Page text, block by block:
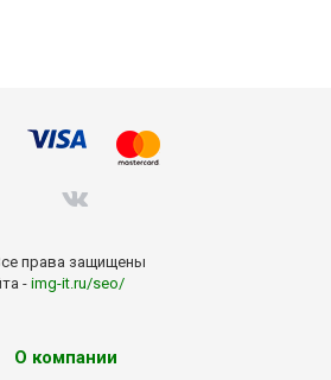
права защищены
-img-it.ru/seo/
О компании